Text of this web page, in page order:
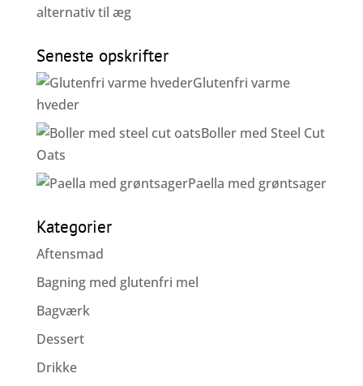
alternativ til æg
Seneste opskrifter
Glutenfri varme
hveder
Boller med Steel Cut
Oats
Paella med grøntsager
Kategorier
Aftensmad
Bagning med glutenfri mel
Bagværk
Dessert
Drikke